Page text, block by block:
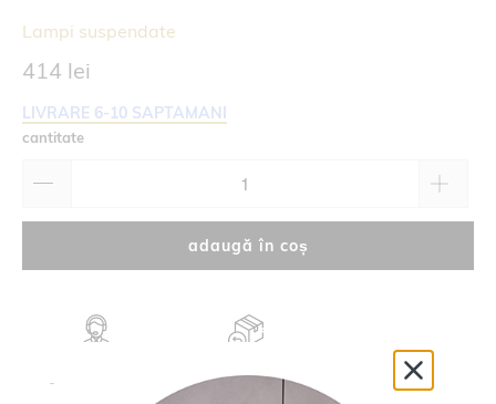
Lampi suspendate
414 lei
LIVRARE 6-10 SAPTAMANI
cantitate
adaugă în coș
TELEFONIC